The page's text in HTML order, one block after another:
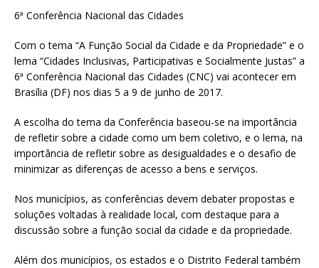
6ª Conferência Nacional das Cidades
Com o tema “A Função Social da Cidade e da Propriedade” e o
lema “Cidades Inclusivas, Participativas e Socialmente Justas” a
6ª Conferência Nacional das Cidades (CNC) vai acontecer em
Brasília (DF) nos dias 5 a 9 de junho de 2017.
A escolha do tema da Conferência baseou-se na importância
de refletir sobre a cidade como um bem coletivo, e o lema, na
importância de refletir sobre as desigualdades e o desafio de
minimizar as diferenças de acesso a bens e serviços.
Nos municípios, as conferências devem debater propostas e
soluções voltadas à realidade local, com destaque para a
discussão sobre a função social da cidade e da propriedade.
Além dos municípios, os estados e o Distrito Federal também